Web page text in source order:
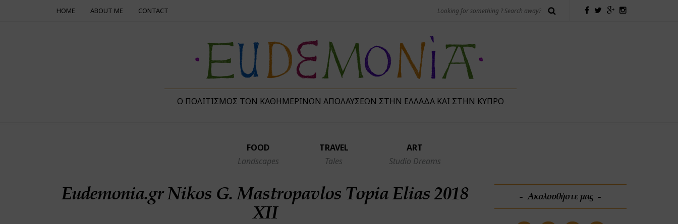
HOME ABOUT ME CONTACT
Ο ΠΟΛΙΤΙΣΜΌΣ ΤΩΝ ΚΑΘΗΜΕΡΙΝΏΝ ΑΠΟΛΑΎΣΕΩΝ ΣΤΗΝ ΕΛΛΆΔΑ ΚΑΙ ΣΤΗΝ ΚΎΠΡΟ
FOOD
Landscapes
TRAVEL
Tales
ART
Studio Dreams
Eudemonia.gr Nikos G. Mastropavlos Topia Elias 2018
XII
Ακολουθήστε μας